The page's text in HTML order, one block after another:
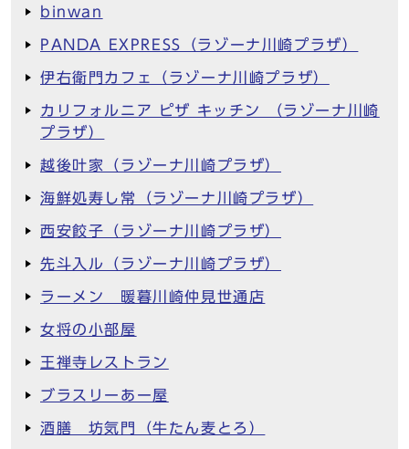
binwan
PANDA EXPRESS（ラゾーナ川崎プラザ）
伊右衛門カフェ（ラゾーナ川崎プラザ）
カリフォルニア ピザ キッチン （ラゾーナ川崎
プラザ）
越後叶家（ラゾーナ川崎プラザ）
海鮮処寿し常（ラゾーナ川崎プラザ）
西安餃子（ラゾーナ川崎プラザ）
先斗入ル（ラゾーナ川崎プラザ）
ラーメン 暖暮川崎仲見世通店
女将の小部屋
王禅寺レストラン
ブラスリーあー屋
酒膳 坊気門（牛たん麦とろ）